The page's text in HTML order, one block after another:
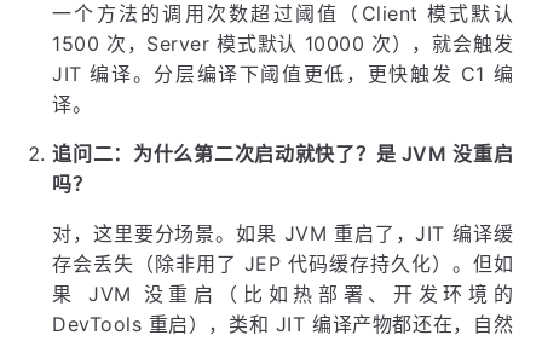
一个方法的调用次数超过阈值（Client 模式默认
1500 次，Server 模式默认 10000 次），就会触发
JIT 编译。分层编译下阈值更低，更快触发 C1 编
译。
追问二：为什么第二次启动就快了？是 JVM 没重启
吗？
对，这里要分场景。如果 JVM 重启了，JIT 编译缓
存会丢失（除非用了 JEP 代码缓存持久化）。但如
果 JVM 没重启（比如热部署、开发环境的
DevTools 重启），类和 JIT 编译产物都还在，自然